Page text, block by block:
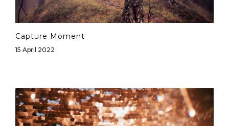
Capture Moment
15 April 2022